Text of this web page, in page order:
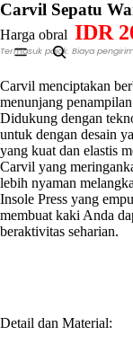
Carvil Sepatu
Harga obral IDR
Termasuk pajak. Biaya
Carvil menciptakan
menunjang
Didukung dengan
untuk dengan desain
yang kuat dan elastis
Carvil yang
lebih nyaman
Insole Press yang
membuat kaki Anda
beraktivitas seharian.
Detail dan Material: